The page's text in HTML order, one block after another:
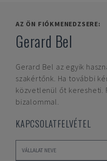
AZ ÖN FIÓKMENEDZSERE:
Gerard Bel
Gerard Bel az egyik
szakértőnk. Ha további
közvetlenül őt keresheti.
bizalommal.
KAPCSOLATFELVÉTEL